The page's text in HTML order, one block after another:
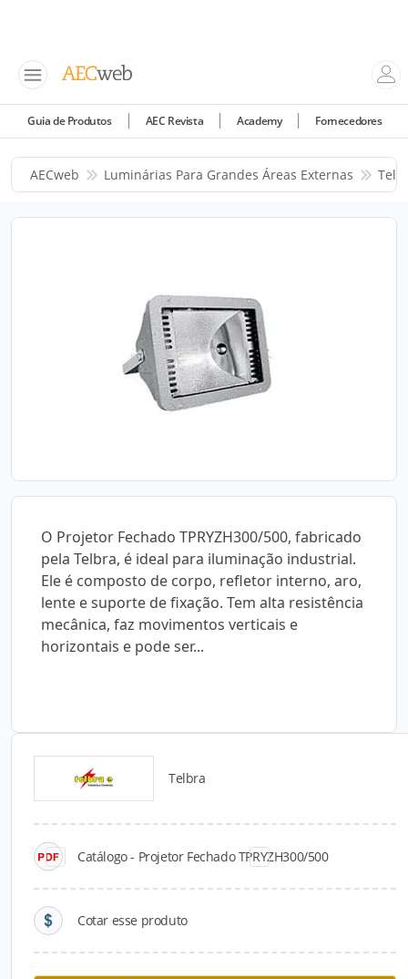
Guia de Produtos AEC Revista Academy Fornecedores
AECweb Luminárias Para Grandes Áreas Externas
O Projetor Fechado TPRYZH300/500, fabricado
pela Telbra, é ideal para iluminação industrial.
Ele é composto de corpo, refletor interno, aro,
lente e suporte de fixação. Tem alta resistência
mecânica, faz movimentos verticais e
horizontais e pode ser...
Telbra
Catálogo - Projetor Fechado TPRYZH300/500
Cotar esse produto
Catálogos para Download